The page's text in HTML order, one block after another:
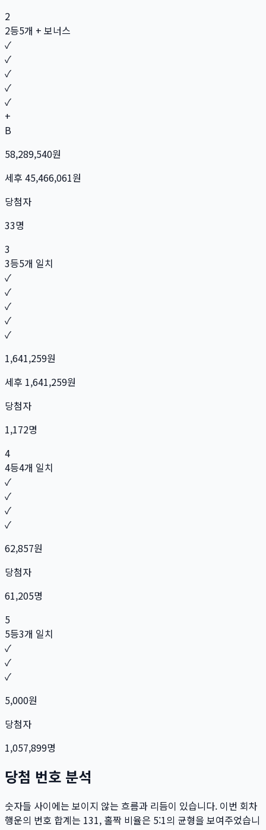
2
2등5개 + 보너스
✓
✓
✓
✓
✓
+
B
58,289,540원
세후 45,466,061원
당첨자
33명
3
3등5개 일치
✓
✓
✓
✓
✓
1,641,259원
세후 1,641,259원
당첨자
1,172명
4
4등4개 일치
✓
✓
✓
✓
62,857원
당첨자
61,205명
5
5등3개 일치
✓
✓
✓
5,000원
당첨자
1,057,899명
당첨 번호 분석
숫자들 사이에는 보이지 않는 흐름과 리듬이 있습니다. 이번 회차
행운의 번호 합계는 131, 홀짝 비율은 5:1의 균형을 보여주었습니